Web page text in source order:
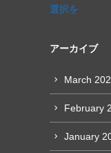
選択を
アーカイブ
March
February
January